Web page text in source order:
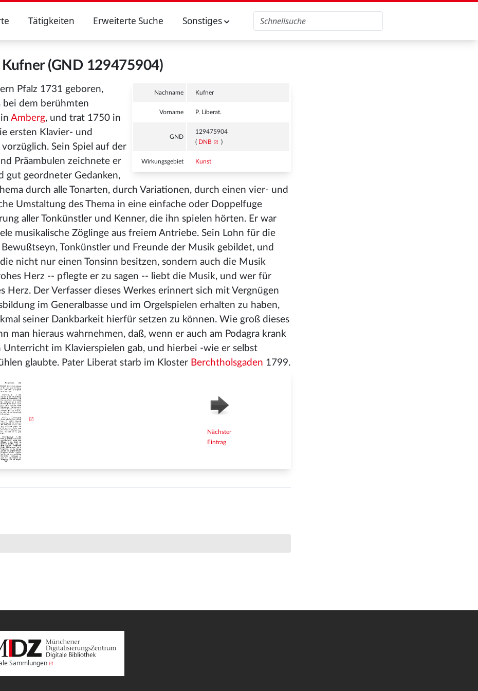
Tätigkeiten Erweiterte Suche Sonstiges
Kufner (GND 129475904)
Nachname Kufner
Vorname P. Liberat.
GND
129475904
( DNB )
Wirkungsgebiet Kunst
Pfalz 1731 geboren,
bei dem berühmten
Amberg, und trat 1750 in
ersten Klavier- und
Sein Spiel auf der
Präambulen zeichnete er
gut geordneter Gedanken,
durch alle Tonarten, durch Variationen, durch einen vier- und
Umstaltung des Thema in eine einfache oder Doppelfuge
aller Tonkünstler und Kenner, die ihn spielen hörten. Er war
musikalische Zöglinge aus freiem Antriebe. Sein Lohn für die
Tonkünstler und Freunde der Musik gebildet, und
nicht nur einen Tonsinn besitzen, sondern auch die Musik
Herz -- pflegte er zu sagen -- liebt die Musik, und wer für
Der Verfasser dieses Werkes erinnert sich mit Vergnügen
im Generalbasse und im Orgelspielen erhalten zu haben,
seiner Dankbarkeit hierfür setzen zu können. Wie groß dieses
man hieraus wahrnehmen, daß, wenn er auch am Podagra krank
im Klavierspielen gab, und hierbei -wie er selbst
glaubte. Pater Liberat starb im Kloster Berchtholsgaden 1799.
Nächster
Eintrag
Sammlungen